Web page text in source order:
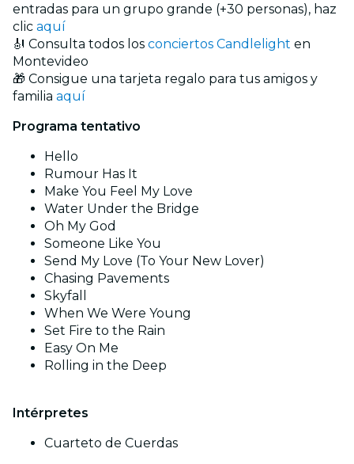
entradas para un grupo grande (+30 personas), haz
clic aquí
🎻 Consulta todos los conciertos Candlelight en
Montevideo
🎁 Consigue una tarjeta regalo para tus amigos y
familia aquí
Programa tentativo
Hello
Rumour Has It
Make You Feel My Love
Water Under the Bridge
Oh My God
Someone Like You
Send My Love (To Your New Lover)
Chasing Pavements
Skyfall
When We Were Young
Set Fire to the Rain
Easy On Me
Rolling in the Deep
Intérpretes
Cuarteto de Cuerdas